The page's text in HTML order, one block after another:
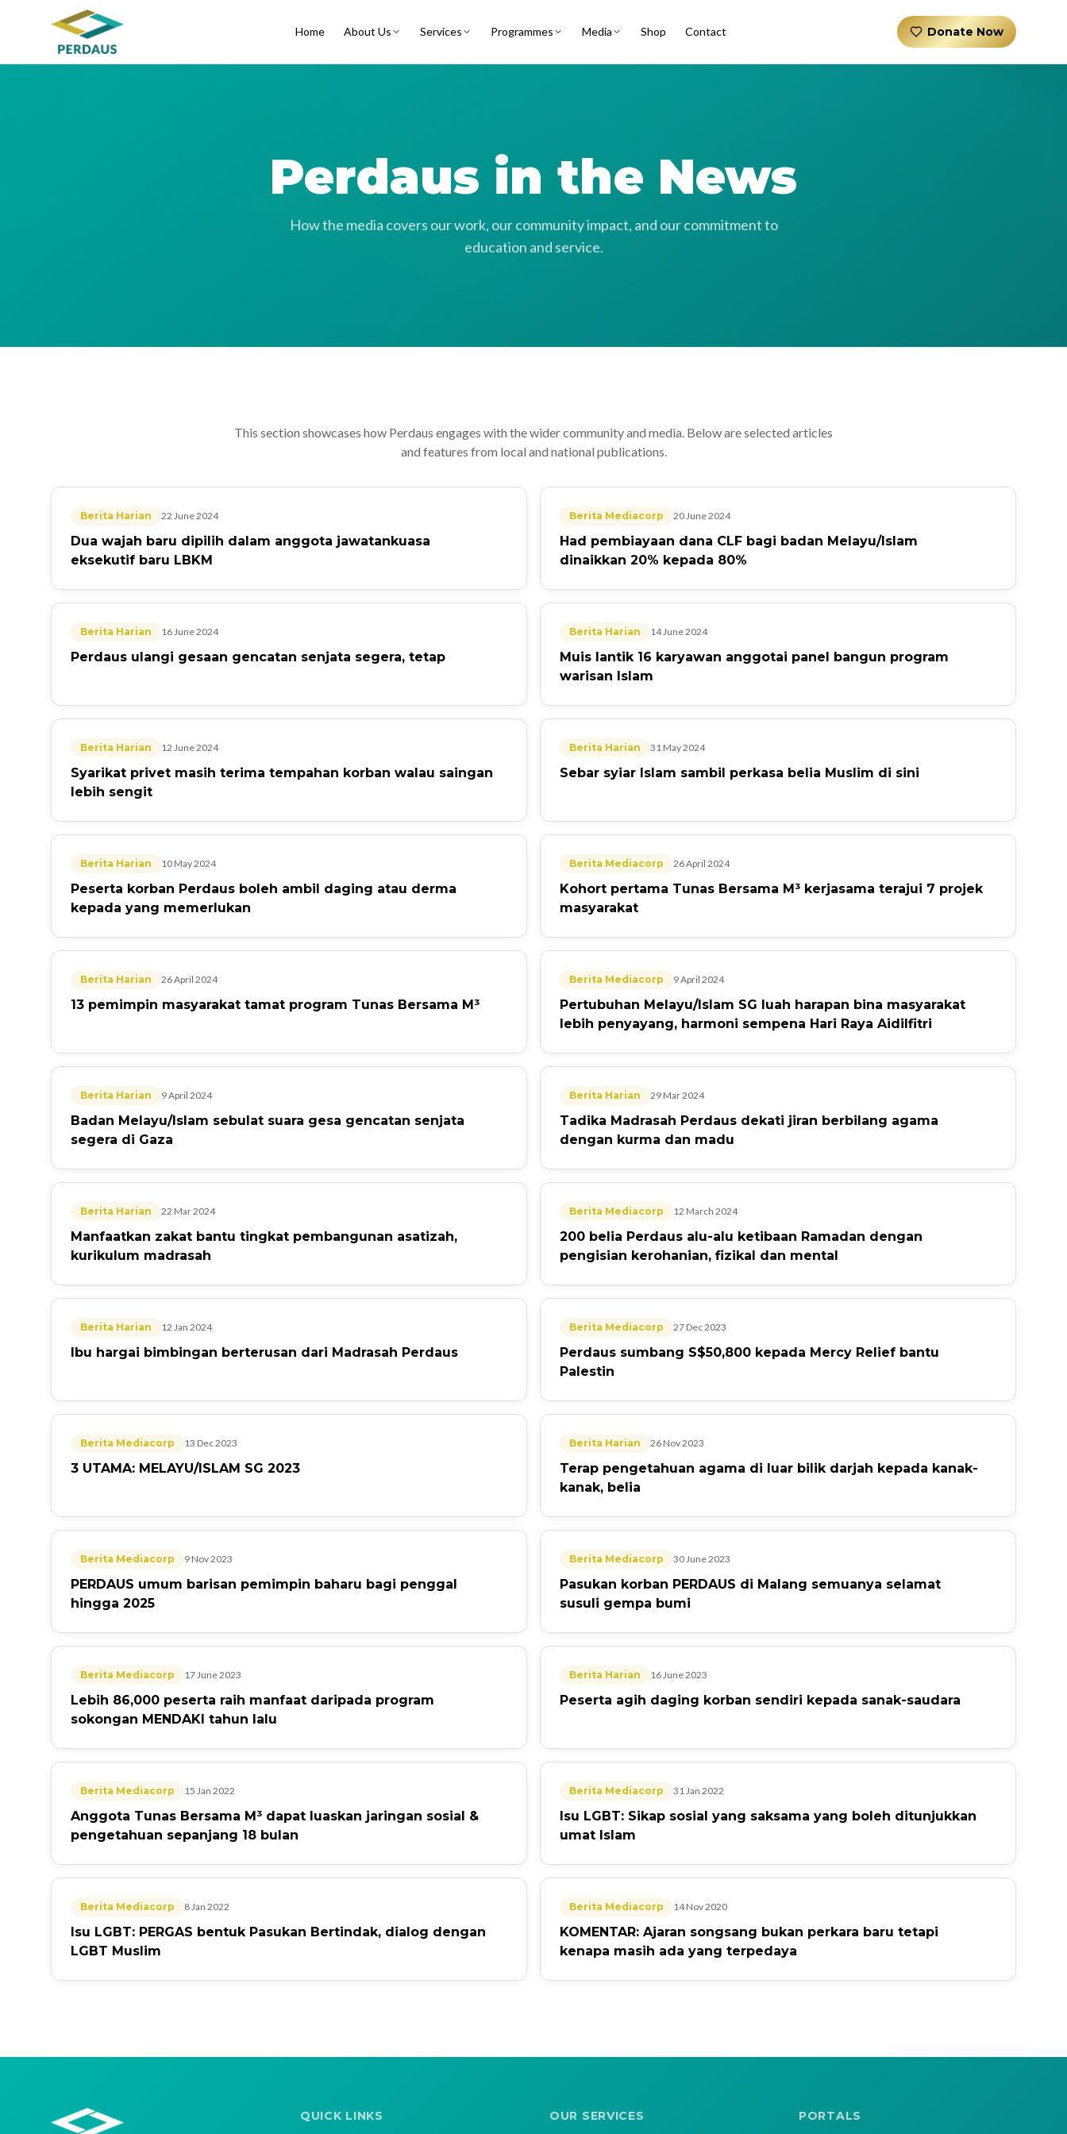
Home About Us Services Programmes Media Shop Contact Donate Now
Perdaus in the News
How the media covers our work, our community impact, and our commitment to
education and service.
This section showcases how Perdaus engages with the wider community and media. Below are selected articles
and features from local and national publications.
News Articles
Berita Harian 22 June 2024
Dua wajah baru dipilih dalam anggota jawatankuasa
eksekutif baru LBKM
Berita Mediacorp 20 June 2024
Had pembiayaan dana CLF bagi badan Melayu/Islam
dinaikkan 20% kepada 80%
Berita Harian 16 June 2024
Perdaus ulangi gesaan gencatan senjata segera, tetap
Berita Harian 14 June 2024
Muis lantik 16 karyawan anggotai panel bangun program
warisan Islam
Berita Harian 12 June 2024
Syarikat privet masih terima tempahan korban walau saingan
lebih sengit
Berita Harian 31 May 2024
Sebar syiar Islam sambil perkasa belia Muslim di sini
Berita Harian 10 May 2024
Peserta korban Perdaus boleh ambil daging atau derma
kepada yang memerlukan
Berita Mediacorp 26 April 2024
Kohort pertama Tunas Bersama M³ kerjasama terajui 7 projek
masyarakat
Berita Harian 26 April 2024
13 pemimpin masyarakat tamat program Tunas Bersama M³
Berita Mediacorp 9 April 2024
Pertubuhan Melayu/Islam SG luah harapan bina masyarakat
lebih penyayang, harmoni sempena Hari Raya Aidilfitri
Berita Harian 9 April 2024
Badan Melayu/Islam sebulat suara gesa gencatan senjata
segera di Gaza
Berita Harian 29 Mar 2024
Tadika Madrasah Perdaus dekati jiran berbilang agama
dengan kurma dan madu
Berita Harian 22 Mar 2024
Manfaatkan zakat bantu tingkat pembangunan asatizah,
kurikulum madrasah
Berita Mediacorp 12 March 2024
200 belia Perdaus alu-alu ketibaan Ramadan dengan
pengisian kerohanian, fizikal dan mental
Berita Harian 12 Jan 2024
Ibu hargai bimbingan berterusan dari Madrasah Perdaus
Berita Mediacorp 27 Dec 2023
Perdaus sumbang S$50,800 kepada Mercy Relief bantu
Palestin
Berita Mediacorp 13 Dec 2023
3 UTAMA: MELAYU/ISLAM SG 2023
Berita Harian 26 Nov 2023
Terap pengetahuan agama di luar bilik darjah kepada kanak-
kanak, belia
Berita Mediacorp 9 Nov 2023
PERDAUS umum barisan pemimpin baharu bagi penggal
hingga 2025
Berita Mediacorp 30 June 2023
Pasukan korban PERDAUS di Malang semuanya selamat
susuli gempa bumi
Berita Mediacorp 17 June 2023
Lebih 86,000 peserta raih manfaat daripada program
sokongan MENDAKI tahun lalu
Berita Harian 16 June 2023
Peserta agih daging korban sendiri kepada sanak-saudara
Berita Mediacorp 15 Jan 2022
Anggota Tunas Bersama M³ dapat luaskan jaringan sosial &
pengetahuan sepanjang 18 bulan
Berita Mediacorp 31 Jan 2022
Isu LGBT: Sikap sosial yang saksama yang boleh ditunjukkan
umat Islam
Berita Mediacorp 8 Jan 2022
Isu LGBT: PERGAS bentuk Pasukan Bertindak, dialog dengan
LGBT Muslim
Berita Mediacorp 14 Nov 2020
KOMENTAR: Ajaran songsang bukan perkara baru tetapi
kenapa masih ada yang terpedaya
QUICK LINKS OUR SERVICES PORTALS